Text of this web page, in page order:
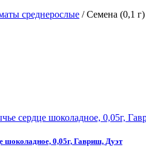
среднерослые /Семена (0,1 г)
шоколадное, 0,05г, Гавриш, Дуэт